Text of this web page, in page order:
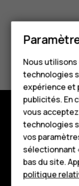
HMD
Pour
Mon compte
Oui Non
Boutique
À propos
Planet and
Nous
technologies
expérience et
publicités. En
vous
technologies
vos
sélectionnant
bas du site.
politique